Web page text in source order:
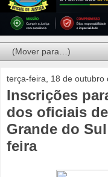
terça-feira, 18 de outubro
Inscrições
dos oficiais
Grande do
feira